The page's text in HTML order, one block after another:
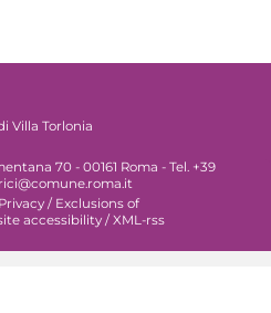
Villa Torlonia
70 - 00161 Roma - Tel. +39
Privacy / Exclusions of
accessibility /XML-rss